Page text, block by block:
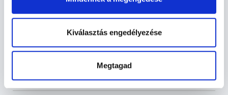
Kiválasztás engedélyezése
Megtagad
Neurológus Budapest, I. kerület
- Neurológia
Neurológia TERÜLETHEZ KAPCSOLÓDÓ